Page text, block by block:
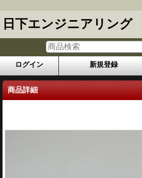
日下エンジニアリング
ログイン 新規登録
商品詳細